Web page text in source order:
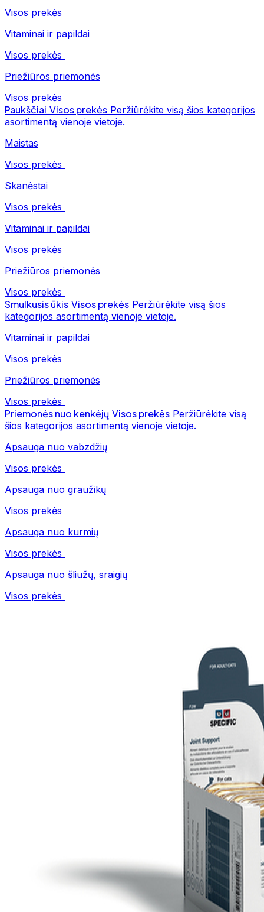
Visos prekės
Vitaminai ir papildai
Visos prekės
Priežiūros priemonės
Visos prekės
Paukščiai Visos prekės Peržiūrėkite visą šios kategorijos
asortimentą vienoje vietoje.
Maistas
Visos prekės
Skanėstai
Visos prekės
Vitaminai ir papildai
Visos prekės
Priežiūros priemonės
Visos prekės
Smulkusis ūkis Visos prekės Peržiūrėkite visą šios
kategorijos asortimentą vienoje vietoje.
Vitaminai ir papildai
Visos prekės
Priežiūros priemonės
Visos prekės
Priemonės nuo kenkėjų Visos prekės Peržiūrėkite visą
šios kategorijos asortimentą vienoje vietoje.
Apsauga nuo vabzdžių
Visos prekės
Apsauga nuo graužikų
Visos prekės
Apsauga nuo kurmių
Visos prekės
Apsauga nuo šliužų, sraigių
Visos prekės